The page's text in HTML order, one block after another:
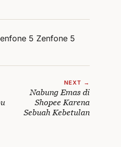
5 Zenfone 5
NEXT →
Nabung Emas di
Shopee Karena
Sebuah Kebetulan